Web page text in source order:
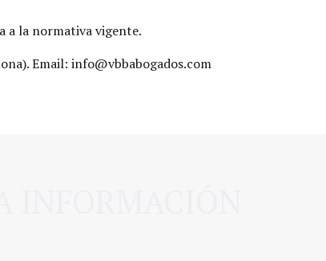
a la normativa vigente.
Email: info@vbbabogados.com